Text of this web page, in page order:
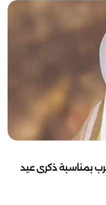
بمناسبة ذكرى عيد